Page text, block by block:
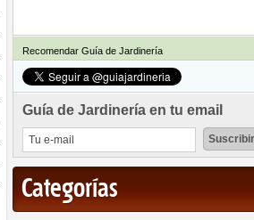
Recomendar Guía de Jardinería
Guía de Jardinería en tu email
Categorías